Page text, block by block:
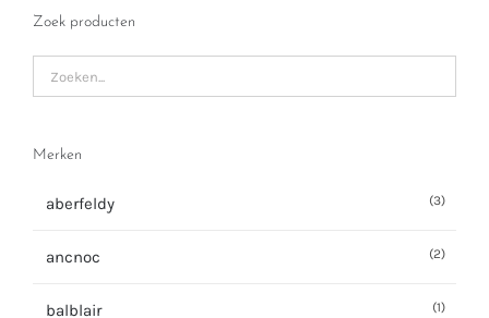
Zoek producten
Merken
aberfeldy (3)
ancnoc (2)
balblair (1)